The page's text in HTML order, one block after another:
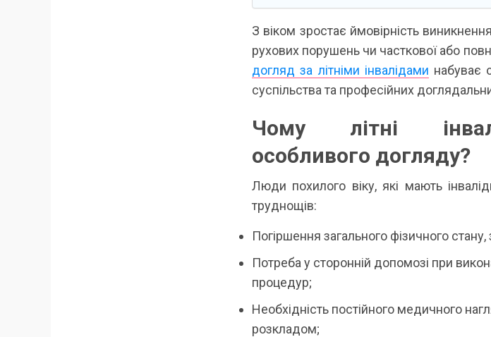
З віком зростає ймовірність
рухових порушень чи часткової або
догляд за літніми інвалідами набуває
суспільства та професійних
Чому літні
особливого догляду?
Люди похилого віку, які мають
труднощів:
Погіршення загального фізичного
Потреба у сторонній допомозі при
процедур;
Необхідність постійного медичного
розкладом;